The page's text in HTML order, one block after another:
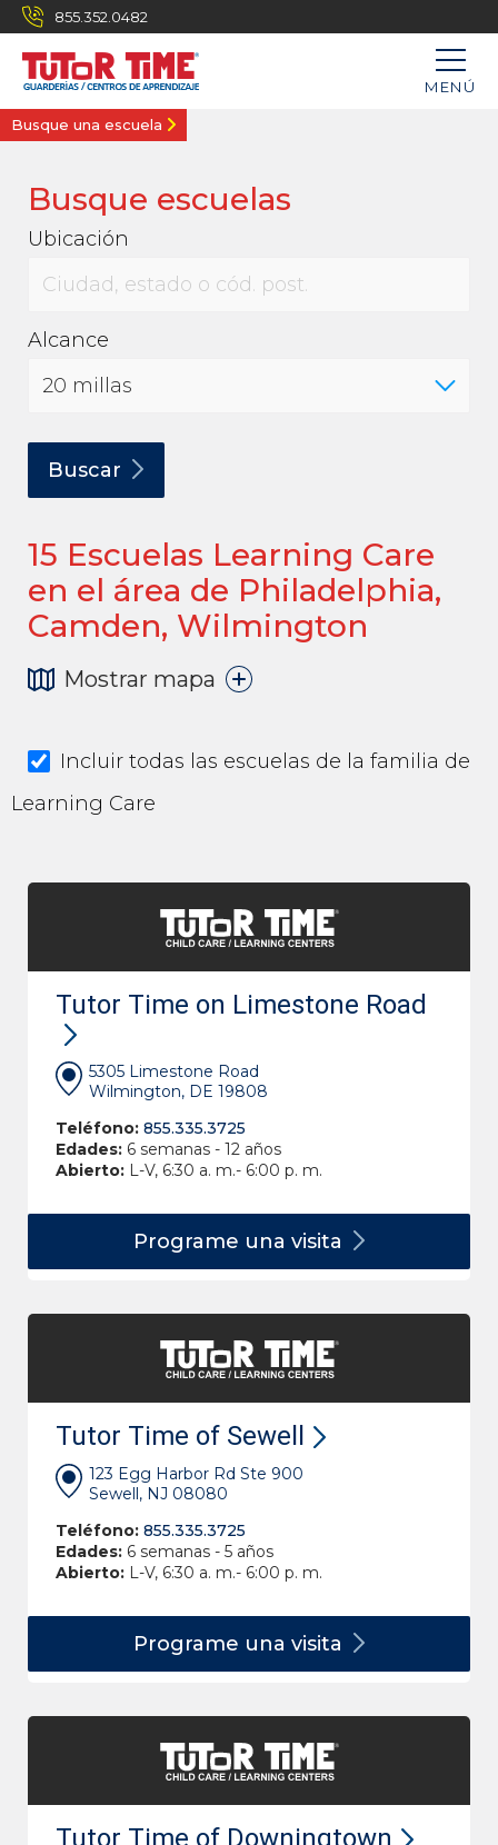
855.352.0482
MENÚ
Busque una escuela
Busque escuelas
Ubicación
Alcance
Buscar
15 Escuelas Learning Care
en el área de Philadelphia,
Camden, Wilmington
Mostrar mapa
Incluir todas las escuelas de la familia de
Learning Care
Tutor Time on Limestone Road
5305 Limestone Road
Wilmington, DE 19808
Teléfono: 855.335.3725
Edades: 6 semanas - 12 años
Abierto: L-V, 6:30 a. m.- 6:00 p. m.
Programe una visita
Tutor Time of Sewell
123 Egg Harbor Rd Ste 900
Sewell, NJ 08080
Teléfono: 855.335.3725
Edades: 6 semanas - 5 años
Abierto: L-V, 6:30 a. m.- 6:00 p. m.
Programe una visita
Tutor Time of Downingtown